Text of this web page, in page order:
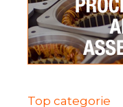
Top categorie